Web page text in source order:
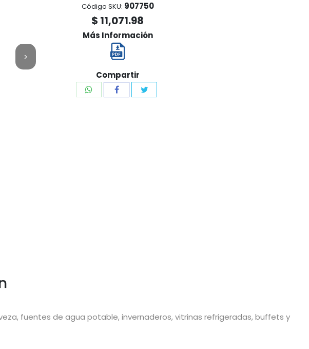
>
Código SKU: 907750
$ 11,071.98
Más Información
Compartir
fuentes de agua potable, invernaderos, vitrinas refrigeradas, buffets y